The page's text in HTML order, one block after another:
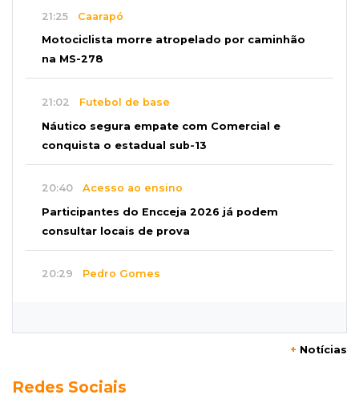
21:25 Caarapó
Motociclista morre atropelado por caminhão
na MS-278
21:02 Futebol de base
Náutico segura empate com Comercial e
conquista o estadual sub-13
20:40 Acesso ao ensino
Participantes do Encceja 2026 já podem
consultar locais de prova
20:29 Pedro Gomes
Pantanal treina em Goiânia antes de jogo que
+ Notícias
Redes Sociais